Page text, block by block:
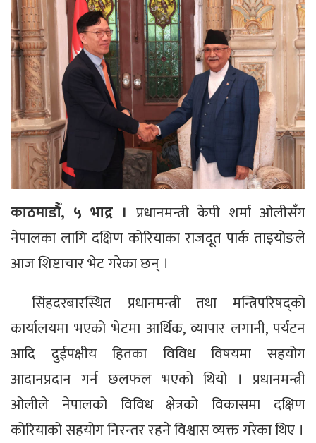
काठमाडौँ, ५ भाद्र । प्रधानमन्त्री केपी शर्मा ओलीसँग
नेपालका लागि दक्षिण कोरियाका राजदूत पार्क ताइयोङले
आज शिष्टाचार भेट गरेका छन् ।
सिंहदरबारस्थित प्रधानमन्त्री तथा मन्त्रिपरिषद्को
कार्यालयमा भएको भेटमा आर्थिक, व्यापार लगानी, पर्यटन
आदि दुईपक्षीय हितका विविध विषयमा सहयोग
आदानप्रदान गर्न छलफल भएको थियो । प्रधानमन्त्री
ओलीले नेपालको विविध क्षेत्रको विकासमा दक्षिण
कोरियाको सहयोग निरन्तर रहने विश्वास व्यक्त गरेका थिए ।